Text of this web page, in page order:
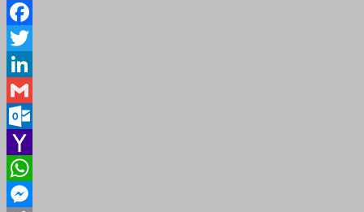
Facebook
Twitter
LinkedIn
Gmail
Outlook.com
Yahoo
Mail
WhatsApp